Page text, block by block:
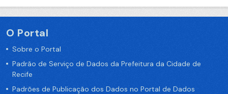
O Portal
Sobre o Portal
Padrão de Serviço de Dados da Prefeitura da Cidade de
Recife
Padrões de Publicação dos Dados no Portal de Dados